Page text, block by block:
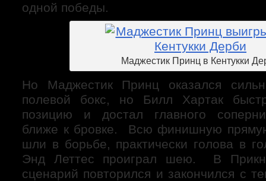
одной победы.
Маджестик Принц в Кентукки
Но Маджестик Принц оказался
полевой бокс, но Билл Хартак
позицию и достал главного
ближе к бровке. Всю финишную
шли в борьбе, практически голова в
Энд Леттес проиграл шею. В
сценарий повторился и закончился с